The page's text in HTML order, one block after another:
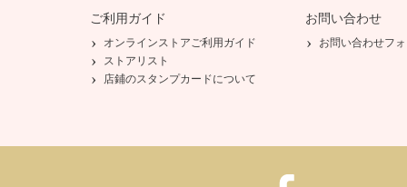
ご利用ガイド
オンラインストアご利用ガイド
ストアリスト
店鋪のスタンプカードについて
お問い合わせ
お問い合わせフ